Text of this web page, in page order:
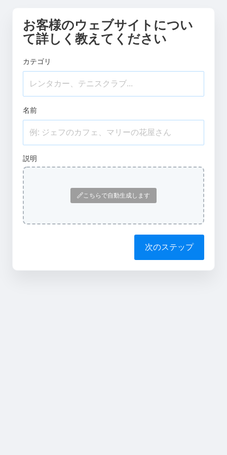
お客様のウェブサイトについ
て詳しく教えてください
カテゴリ
名前
説明
こちらで自動生成します
次のステップ